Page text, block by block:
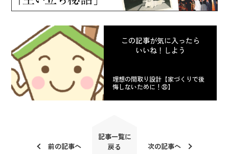
この記事が気に入ったら
いいね！しよう
理想の間取り設計【家づくりで後
悔しないために！㉟】
前の記事へ
記事一覧に
戻る
次の記事へ